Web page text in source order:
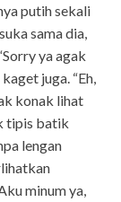
putih sekali
sama dia,
ya agak
juga. “Eh,
konak lihat
tipis batik
lengan
minum ya,